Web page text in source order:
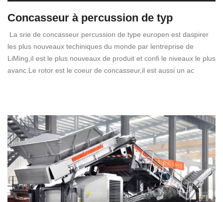
Concasseur à percussion de typ
La srie de concasseur percussion de type europen est daspirer
les plus nouveaux techiniques du monde par lentreprise de
LiMing,iI est le plus nouveaux de produit et confi le niveaux le plus
avanc.Le rotor est le coeur de concasseur,il est aussi un ac